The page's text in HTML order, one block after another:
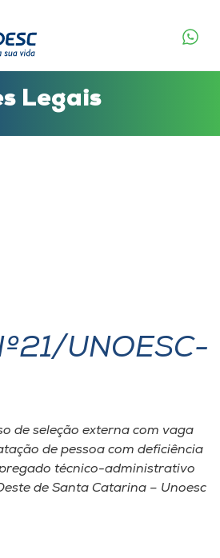
Legais
UNOESC-
de seleção externa com vaga
de pessoa com deficiência
técnico-administrativo
de Santa Catarina – Unoesc